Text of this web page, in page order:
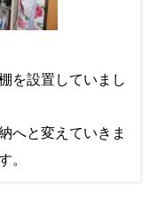
を設置していまし
へと変えていきま
。